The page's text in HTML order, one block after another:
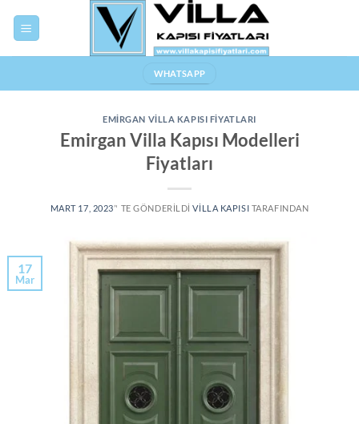
WHATSAPP
EMIRGAN VILLA KAPISI FIYATLARI
Emirgan Villa Kapısı Modelleri
Fiyatları
MART 17, 2023’' TE GÖNDERILDI VILLA KAPISI TARAFINDAN
17
Mar